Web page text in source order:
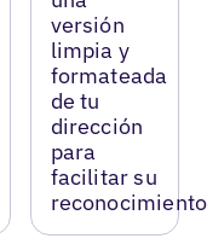
versión
limpia y
formateada
de tu
dirección
para
facilitar su